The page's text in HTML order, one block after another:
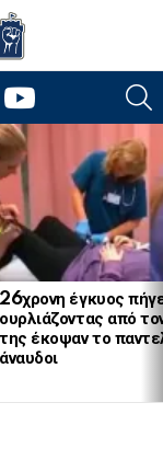
youtube
26χρονη έγκυος
ουρλιάζοντας από
της έκοψαν το
άναυδοι